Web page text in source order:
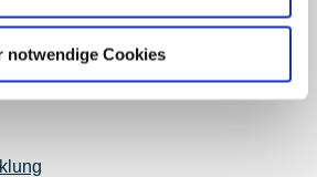
notwendige Cookies